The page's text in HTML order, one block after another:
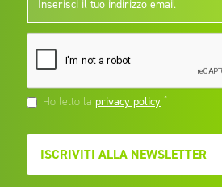
Ho letto la privacy policy *
ISCRIVITI ALLA NEWSLETTER